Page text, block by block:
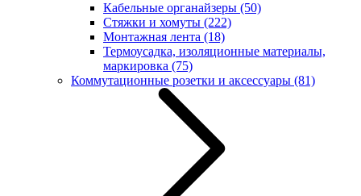
Кабельные органайзеры (50)
Стяжки и хомуты (222)
Монтажная лента (18)
Термоусадка, изоляционные материалы,
маркировка (75)
Коммутационные розетки и аксессуары (81)